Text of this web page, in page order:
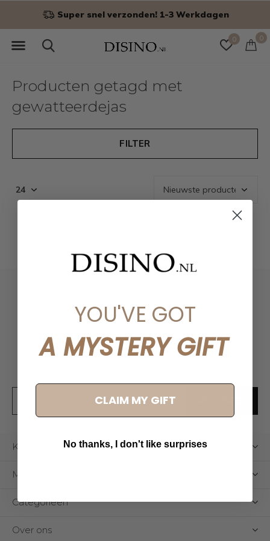
0 0
Super snel verzonden! 1-3 Werkdagen
Producten getagd met
gewatteerdejas
FILTER
Meld je aan voor onze
nieuwsbrief
Klantenservice
Mijn account
Categorieën
Over ons
YOU'VE GOT
A MYSTERY GIFT
CLAIM MY GIFT
No thanks, I don't like surprises